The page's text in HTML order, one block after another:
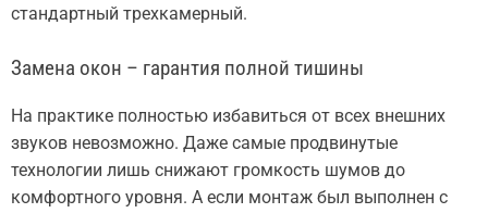
стандартный трехкамерный.
Замена окон – гарантия полной тишины
На практике полностью избавиться от всех внешних
звуков невозможно. Даже самые продвинутые
технологии лишь снижают громкость шумов до
комфортного уровня. А если монтаж был выполнен с